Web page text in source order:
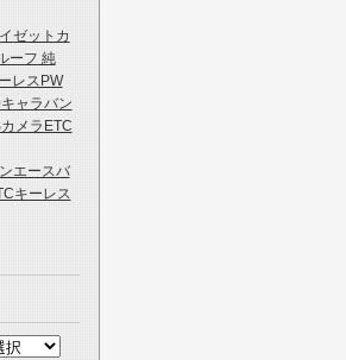
ゼットカ
ーフ 純
レスPW
ャラバン
メラETC
エースバ
キーレス